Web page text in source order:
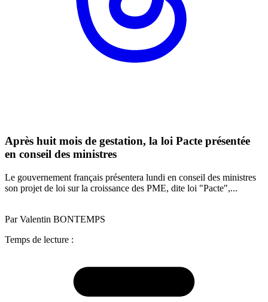
Après huit mois de gestation, la loi Pacte présentée
en conseil des ministres
Le gouvernement français présentera lundi en conseil des ministres
son projet de loi sur la croissance des PME, dite loi "Pacte",...
Par Valentin BONTEMPS
Temps de lecture :